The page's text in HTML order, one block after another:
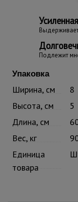
Подлежит
Упаковка
Ширина, см
8
Высота, см
5
Длина, см
Вес, кг
Единица
товара